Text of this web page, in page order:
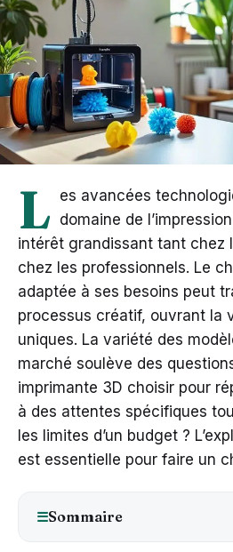
L es avancées
domaine de
intérêt grandissant tant chez
chez les professionnels. Le
adaptée à ses besoins peut
processus créatif, ouvrant la
uniques. La variété des
marché soulève des
imprimante 3D choisir pour
à des attentes spécifiques
les limites d’un budget ?
est essentielle pour faire un
☰Sommaire